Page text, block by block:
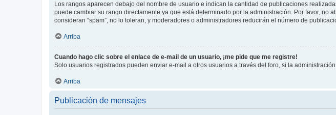
Los rangos aparecen debajo del nombre de usuario e indican la cantidad de publicaciones
puede cambiar su rango directamente ya que está determinado por la administración. Por favor,
consideran “spam”, no lo toleran, y moderadores o administradores reducirán el número de
Arriba
Cuando hago clic sobre el enlace de e-mail de un usuario, ¡me pide que me registre!
Solo usuarios registrados pueden enviar e-mail a otros usuarios a través del foro, si la
Arriba
Publicación de mensajes